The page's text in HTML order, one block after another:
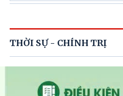
THỜI SỰ - CHÍNH TRỊ